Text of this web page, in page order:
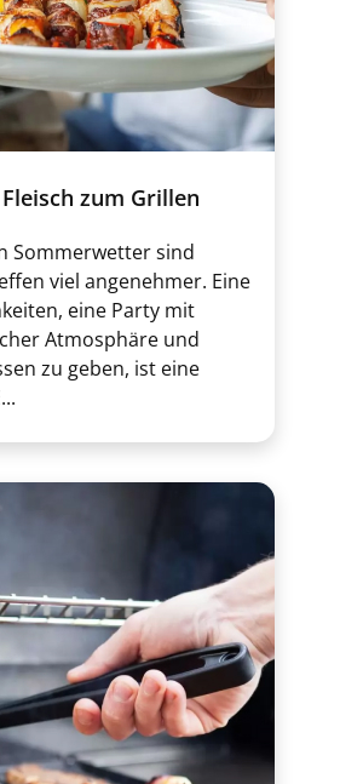
zum Grillen
Sommerwetter sind
viel angenehmer. Eine
eine Party mit
Atmosphäre und
zu geben, ist eine